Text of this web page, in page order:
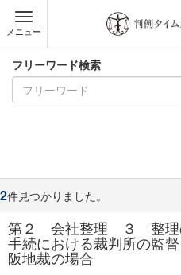
メニュー
フリーワード検索
2件見つかりました。
第２ 会社整理 ３ 整理
手続における裁判所の
阪地裁の場合